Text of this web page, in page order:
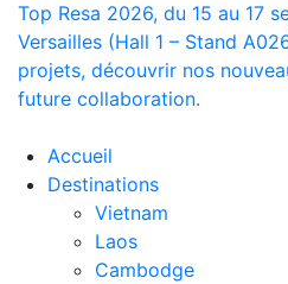
Top Resa 2026, du 15 au 17
Versailles (Hall 1 – Stand
projets, découvrir nos
future collaboration.
Accueil
Destinations
Vietnam
Laos
Cambodge